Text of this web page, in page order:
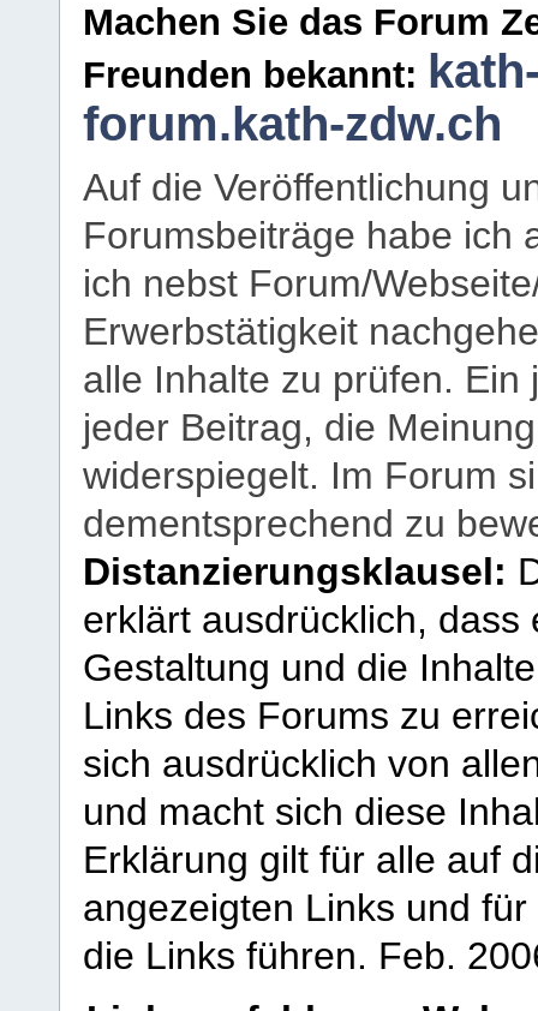
Machen Sie das Forum
Freunden bekannt:
forum.kath-zdw.ch
Auf die Veröffentlichung
Forumsbeiträge habe ich
ich nebst Forum/
Erwerbstätigkeit
alle Inhalte zu prüfen.
jeder Beitrag, die
widerspiegelt. Im Forum
dementsprechend zu
Distanzierungsklausel:
erklärt ausdrücklich,
Gestaltung und die
Links des Forums zu
sich ausdrücklich von
und macht sich diese
Erklärung gilt für alle auf
angezeigten Links und
die Links führen. Feb.